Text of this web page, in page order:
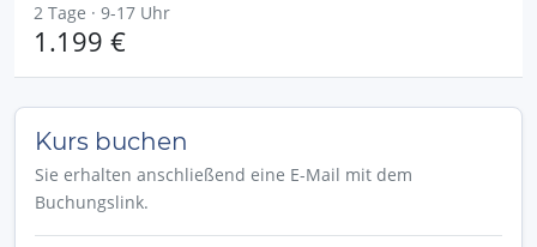
2 Tage · 9-17 Uhr
1.199 €
Kurs buchen
Sie erhalten anschließend eine E-Mail mit dem
Buchungslink.